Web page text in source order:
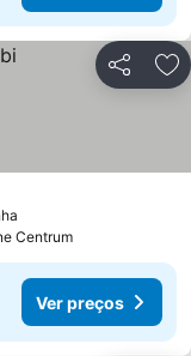
Partilhar
Centrum
Ver preços